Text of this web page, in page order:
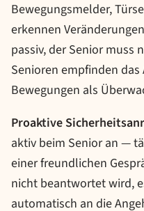
Bewegungsmelder,
erkennen
passiv, der Senior muss
Senioren empfinden
Bewegungen als
Proaktive
aktiv beim Senior an —
einer freundlichen
nicht beantwortet wird,
automatisch an die